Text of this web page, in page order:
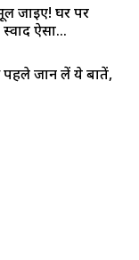
जाइए! घर पर
ऐसा...
पहले जान लें ये बातें,